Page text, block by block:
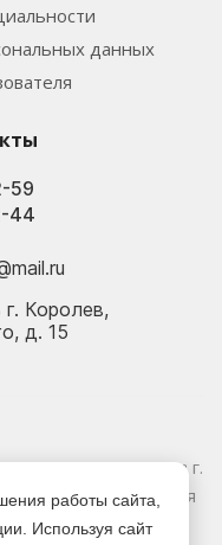
данных
44
59
Королев,
д. 15
- Магазин-склад в г.
на сайте, не является
работы сайта,
Используя сайт